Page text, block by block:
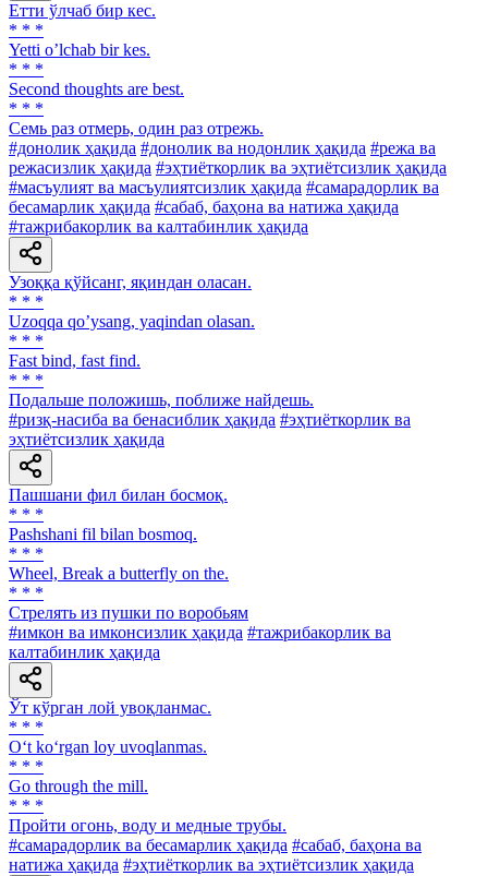
Етти ўлчаб бир кес.
* * *
Yetti oʼlchab bir kes.
* * *
Second thoughts are best.
* * *
Семь раз отмерь, один раз отрежь.
#донолик ҳақида #донолик ва нодонлик ҳақида #режа ва
режасизлик ҳақида #эҳтиёткорлик ва эҳтиётсизлик ҳақида
#масъулият ва масъулиятсизлик ҳақида #самарадорлик ва
бесамарлик ҳақида #сабаб, баҳона ва натижа ҳақида
#тажрибакорлик ва калтабинлик ҳақида
Узоққа қўйсанг, яқиндан оласан.
* * *
Uzoqqa qoʼysang, yaqindan olasan.
* * *
Fast bind, fast find.
* * *
Подальше положишь, поближе найдешь.
#ризқ-насиба ва бенасиблик ҳақида #эҳтиёткорлик ва
эҳтиётсизлик ҳақида
Пашшани фил билан босмоқ.
* * *
Pashshani fil bilan bosmoq.
* * *
Wheel, Break a butterfly on the.
* * *
Стрелять из пушки по воробьям
#имкон ва имконсизлик ҳақида #тажрибакорлик ва
калтабинлик ҳақида
Ўт кўрган лой увоқланмас.
* * *
O‘t ko‘rgan loy uvoqlanmas.
* * *
Go through the mill.
* * *
Пройти огонь, воду и медные трубы.
#самарадорлик ва бесамарлик ҳақида #сабаб, баҳона ва
натижа ҳақида #эҳтиёткорлик ва эҳтиётсизлик ҳақида